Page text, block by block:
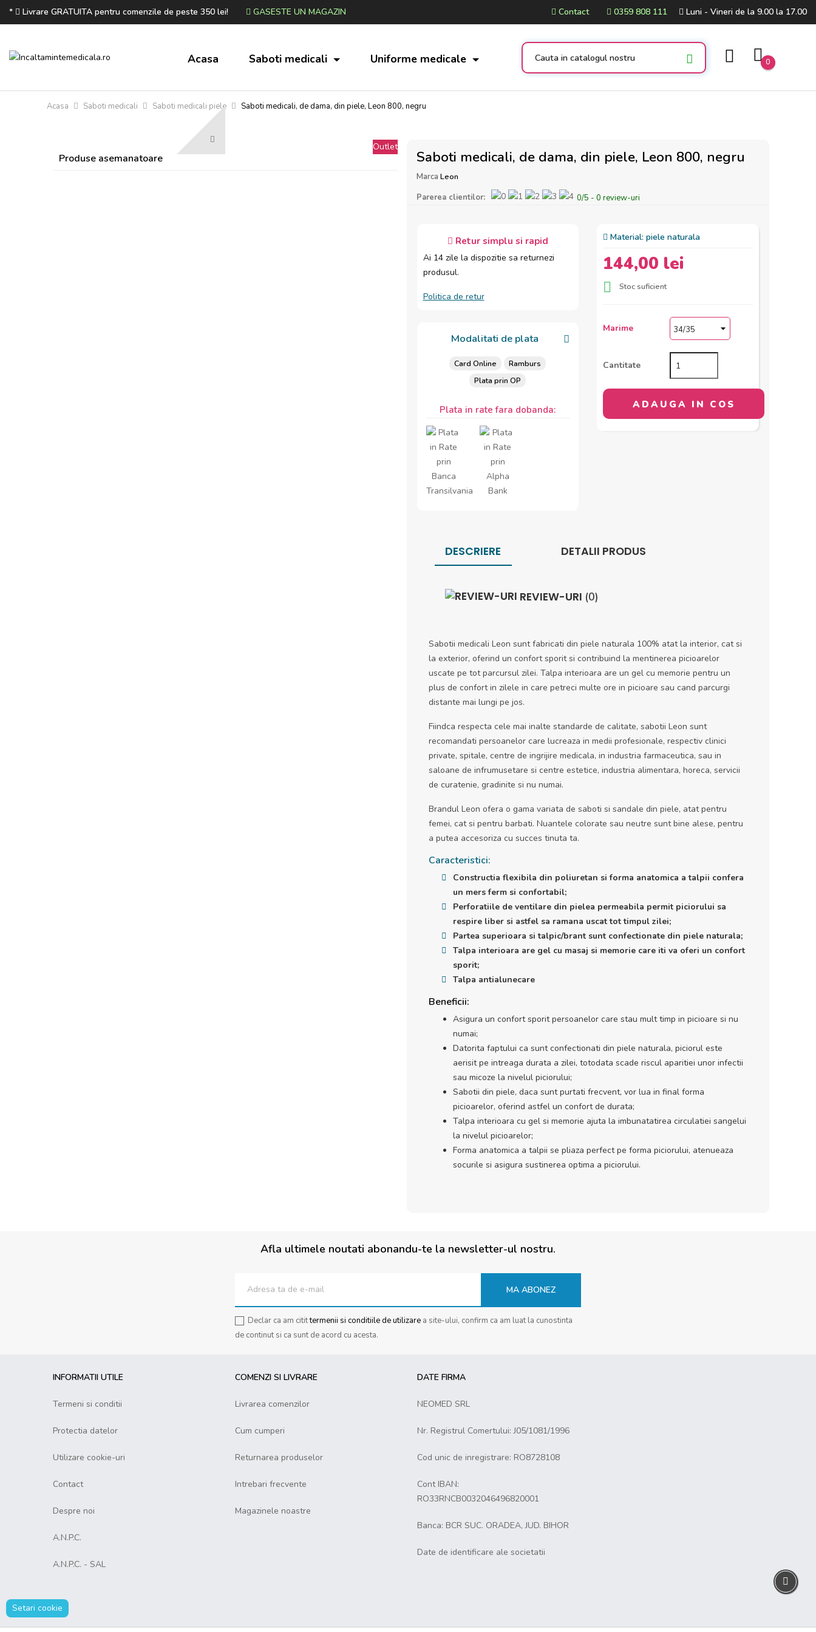
* Livrare GRATUITA pentru comenzile de peste 350 lei! GASESTE UN MAGAZIN Contact 0359 808 111 Luni - Vineri de la 9.00 la 17.00
Acasa Saboti medicali Uniforme medicale 0
Acasa Saboti medicali Saboti medicali piele Saboti medicali, de dama, din piele, Leon 800, negru
Outlet
Produse asemanatoare Saboti medicali, de dama, din piele, Leon 800, negru
Marca Leon
Parerea clientilor: 0/5 - 0 review-uri
Retur simplu si rapid
Ai 14 zile la dispozitie sa returnezi
produsul.
Politica de retur
Modalitati de plata
Card Online
Ramburs
Plata prin OP
Plata in rate fara dobanda:
Material: piele naturala
144,00 lei
 Stoc suficient
Marime
Cantitate
ADAUGA IN COS
DESCRIERE DETALII PRODUS
REVIEW-URI (0)
Sabotii medicali Leon sunt fabricati din piele naturala 100% atat la interior, cat si
la exterior, oferind un confort sporit si contribuind la mentinerea picioarelor
uscate pe tot parcursul zilei. Talpa interioara are un gel cu memorie pentru un
plus de confort in zilele in care petreci multe ore in picioare sau cand parcurgi
distante mai lungi pe jos.
Fiindca respecta cele mai inalte standarde de calitate, sabotii Leon sunt
recomandati persoanelor care lucreaza in medii profesionale, respectiv clinici
private, spitale, centre de ingrijire medicala, in industria farmaceutica, sau in
saloane de infrumusetare si centre estetice, industria alimentara, horeca, servicii
de curatenie, gradinite si nu numai.
Brandul Leon ofera o gama variata de saboti si sandale din piele, atat pentru
femei, cat si pentru barbati. Nuantele colorate sau neutre sunt bine alese, pentru
a putea accesoriza cu succes tinuta ta.
Caracteristici:
Constructia flexibila din poliuretan si forma anatomica a talpii confera
un mers ferm si confortabil;
Perforatiile de ventilare din pielea permeabila permit piciorului sa
respire liber si astfel sa ramana uscat tot timpul zilei;
Partea superioara si talpic/brant sunt confectionate din piele naturala;
Talpa interioara are gel cu masaj si memorie care iti va oferi un confort
sporit;
Talpa antialunecare
Beneficii:
Asigura un confort sporit persoanelor care stau mult timp in picioare si nu
numai;
Datorita faptului ca sunt confectionati din piele naturala, piciorul este
aerisit pe intreaga durata a zilei, totodata scade riscul aparitiei unor infectii
sau micoze la nivelul piciorului;
Sabotii din piele, daca sunt purtati frecvent, vor lua in final forma
picioarelor, oferind astfel un confort de durata;
Talpa interioara cu gel si memorie ajuta la imbunatatirea circulatiei sangelui
la nivelul picioarelor;
Forma anatomica a talpii se pliaza perfect pe forma piciorului, atenueaza
socurile si asigura sustinerea optima a piciorului.
Afla ultimele noutati abonandu-te la newsletter-ul nostru.
MA ABONEZ
Declar ca am citittermenii si conditiile de utilizarea site-ului, confirm ca am luat la cunostinta
de continut si ca sunt de acord cu acesta.
INFORMATII UTILE
Termeni si conditii
Protectia datelor
Utilizare cookie-uri
Contact
Despre noi
A.N.P.C.
A.N.P.C. - SAL
COMENZI SI LIVRARE
Livrarea comenzilor
Cum cumperi
Returnarea produselor
Intrebari frecvente
Magazinele noastre
DATE FIRMA
NEOMED SRL
Nr. Registrul Comertului: J05/1081/1996
Cod unic de inregistrare: RO8728108
Cont IBAN:
RO33RNCB0032046496820001
Banca: BCR SUC. ORADEA, JUD. BIHOR
Date de identificare ale societatii
Setari cookie